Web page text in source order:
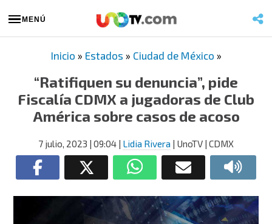
MENÚ
Inicio » Estados » Ciudad de México »
“Ratifiquen su denuncia”, pide
Fiscalía CDMX a jugadoras de Club
América sobre casos de acoso
7 julio, 2023 | 09:04 | Lidia Rivera | UnoTV | CDMX